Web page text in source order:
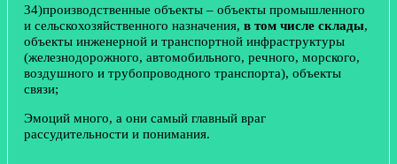
34)производственные объекты – объекты промышленного
и сельскохозяйственного назначения, в том числе склады,
объекты инженерной и транспортной инфраструктуры
(железнодорожного, автомобильного, речного, морского,
воздушного и трубопроводного транспорта), объекты
связи;
Эмоций много, а они самый главный враг
рассудительности и понимания.